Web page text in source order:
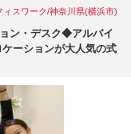
スワーク/神奈川県(横浜市)
ン・デスク◆アルバイ
ーションが大人気の式